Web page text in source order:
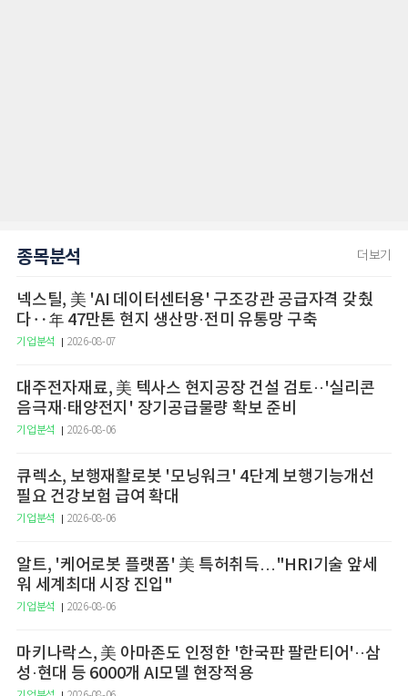
종목분석 더보기
넥스틸, 美 'AI 데이터센터용' 구조강관 공급자격 갖췄
다‥年 47만톤 현지 생산망·전미 유통망 구축
기업분석 2026-08-07
대주전자재료, 美 텍사스 현지공장 건설 검토··'실리콘
음극재·태양전지' 장기공급물량 확보 준비
기업분석 2026-08-06
큐렉소, 보행재활로봇 '모닝워크' 4단계 보행기능개선
필요 건강보험 급여 확대
기업분석 2026-08-06
알트, '케어로봇 플랫폼' 美 특허취득…"HRI기술 앞세
워 세계최대 시장 진입"
기업분석 2026-08-06
마키나락스, 美 아마존도 인정한 '한국판 팔란티어'··삼
성·현대 등 6000개 AI모델 현장적용